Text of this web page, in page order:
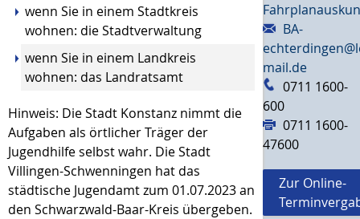
wenn Sie in einem Stadtkreis
wohnen: die Stadtverwaltung
wenn Sie in einem Landkreis
wohnen: das Landratsamt
Hinweis: Die Stadt Konstanz nimmt die
Aufgaben als örtlicher Träger der
Jugendhilfe selbst wahr. Die Stadt
Villingen-Schwenningen hat das
städtische Jugendamt zum 01.07.2023 an
den Schwarzwald-Baar-Kreis übergeben.
BA-
mail.de
0711 1600-
600
0711 1600-
47600
Zur Online-